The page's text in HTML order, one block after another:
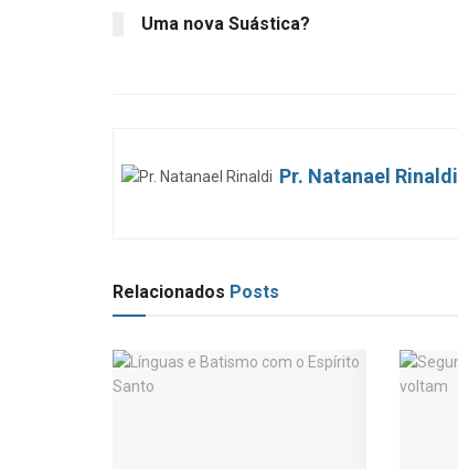
Uma nova Suástica?
Pr. Natanael Rinaldi
Relacionados Posts